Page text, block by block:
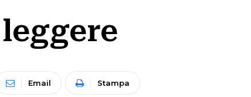
Email Stampa